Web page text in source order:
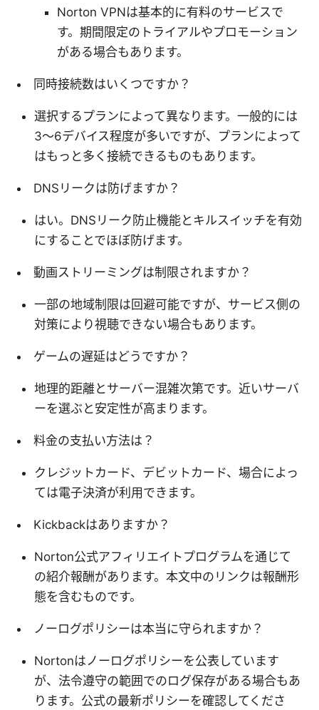
Norton VPNは基本的に有料のサービスで
す。期間限定のトライアルやプロモーション
がある場合もあります。
同時接続数はいくつですか？
選択するプランによって異なります。一般的には
3～6デバイス程度が多いですが、プランによって
はもっと多く接続できるものもあります。
DNSリークは防げますか？
はい。DNSリーク防止機能とキルスイッチを有効
にすることでほぼ防げます。
動画ストリーミングは制限されますか？
一部の地域制限は回避可能ですが、サービス側の
対策により視聴できない場合もあります。
ゲームの遅延はどうですか？
地理的距離とサーバー混雑次第です。近いサーバ
ーを選ぶと安定性が高まります。
料金の支払い方法は？
クレジットカード、デビットカード、場合によっ
ては電子決済が利用できます。
Kickbackはありますか？
Norton公式アフィリエイトプログラムを通じて
の紹介報酬があります。本文中のリンクは報酬形
態を含むものです。
ノーログポリシーは本当に守られますか？
Nortonはノーログポリシーを公表しています
が、法令遵守の範囲でのログ保存がある場合もあ
ります。公式の最新ポリシーを確認してくださ